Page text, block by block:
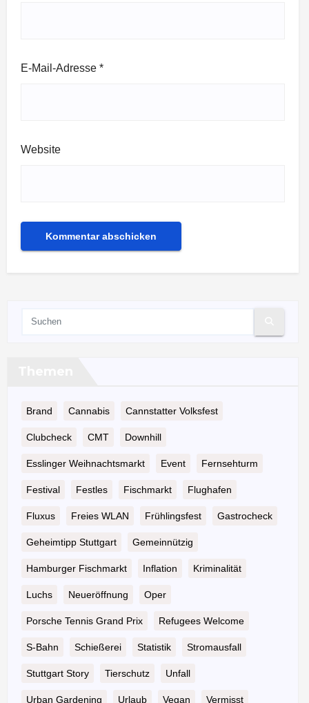
E-Mail-Adresse *
Website
Brand Cannabis Cannstatter Volksfest
Clubcheck CMT Downhill
Esslinger Weihnachtsmarkt Event Fernsehturm
Festival Festles Fischmarkt Flughafen
Fluxus Freies WLAN Frühlingsfest Gastrocheck
Geheimtipp Stuttgart Gemeinnützig
Hamburger Fischmarkt Inflation Kriminalität
Luchs Neueröffnung Oper
Porsche Tennis Grand Prix Refugees Welcome
S-Bahn Schießerei Statistik Stromausfall
Stuttgart Story Tierschutz Unfall
Urban Gardening Urlaub Vegan Vermisst